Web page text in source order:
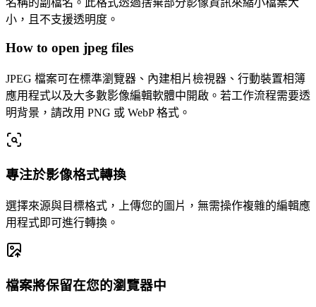
名稱的副檔名。此格式透過捨棄部分影像資訊來縮小檔案大
小，且不支援透明度。
How to open jpeg files
JPEG 檔案可在標準瀏覽器、內建相片檢視器、行動裝置相簿
應用程式以及大多數影像編輯軟體中開啟。若工作流程需要透
明背景，請改用 PNG 或 WebP 格式。
專注於影像格式轉換
選擇來源與目標格式，上傳您的圖片，無需操作複雜的編輯應
用程式即可進行轉換。
檔案將保留在您的瀏覽器中